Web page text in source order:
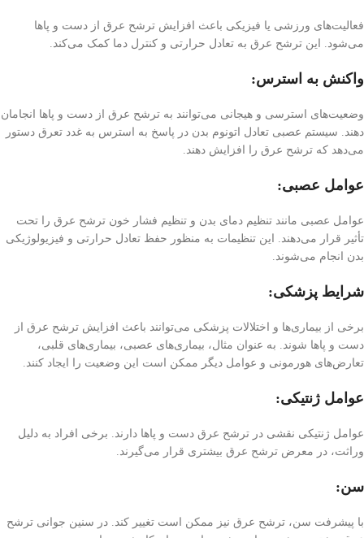
فعالیت‌های ورزشی یا فیزیکی باعث افزایش ترشح عرق از دست و پاها
می‌شود. این ترشح عرق به تعادل حرارتی و کنترل دما کمک می‌کند.
واکنش به استرس:
وضعیت‌های استرسی و هیجانی می‌توانند به ترشح عرق از دست و پاها انجامان
دهند. سیستم عصبی تعادل اتونوم بدن در پاسخ به استرس به غدد تعرق دستور
می‌دهد که ترشح عرق را افزایش دهند.
عوامل عصبی:
عوامل عصبی مانند تنظیم دمای بدن و تنظیم فشار خون ترشح عرق را تحت
تأثیر قرار می‌دهند. این تنظیمات به منظور حفظ تعادل حرارتی و فیزیولوژیکی
بدن انجام می‌شوند.
شرایط پزشکی:
برخی از بیماری‌ها و اختلالات پزشکی می‌توانند باعث افزایش ترشح عرق از
دست و پاها شوند. به عنوان مثال، بیماری‌های عصبی، بیماری‌های قلبی،
تعارض‌های هورمونی و عوامل دیگر ممکن است این وضعیت را ایجاد کنند.
عوامل ژنتیکی:
عوامل ژنتیکی نقشی در ترشح عرق دست و پاها دارند. برخی افراد به دلیل
وراثت، در معرض ترشح عرق بیشتری قرار می‌گیرند.
سن:
با پیشرفت سن، ترشح عرق نیز ممکن است تغییر کند. در سنین جوانی ترشح